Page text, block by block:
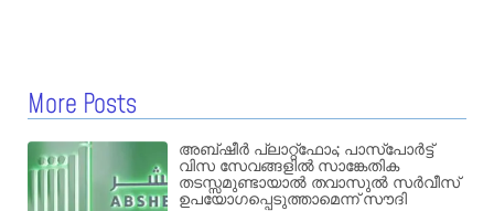
More Posts
അബ്ഷീർ പ്ലാറ്റ്‌ഫോം; പാസ്‌പോർട്ട്
വിസ സേവങ്ങളിൽ സാങ്കേതിക
തടസ്സമുണ്ടായാൽ തവാസുൽ സർവീസ്
ഉപയോഗപ്പെടുത്താമെന്ന് സൗദി